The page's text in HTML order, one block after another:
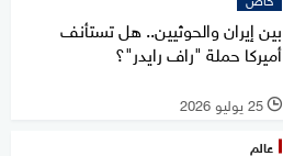
بين إيران والحوثيين.. هل تستأنف
أميركا حملة "راف رايدر"؟
l 25 يوليو 2026
عالم